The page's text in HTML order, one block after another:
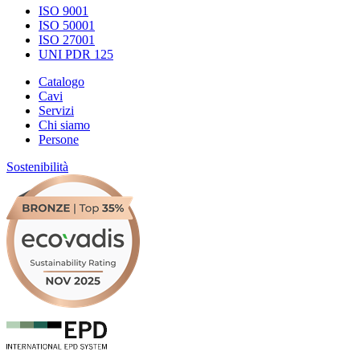
ISO 9001
ISO 50001
ISO 27001
UNI PDR 125
Catalogo
Cavi
Servizi
Chi siamo
Persone
Sostenibilità